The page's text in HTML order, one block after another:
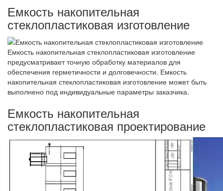
Емкость накопительная
стеклопластиковая изготовление
Емкость накопительная стеклопластиковая изготовление
предусматривает точную обработку материалов для
обеспечения герметичности и долговечности. Емкость
накопительная стеклопластиковая изготовление может быть
выполнено под индивидуальные параметры заказчика.
Емкость накопительная
стеклопластиковая проектирование